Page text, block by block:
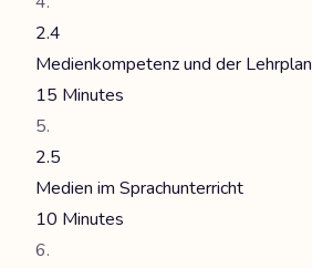
2.4
Medienkompetenz und der Lehrplan
15 Minutes
2.5
Medien im Sprachunterricht
10 Minutes